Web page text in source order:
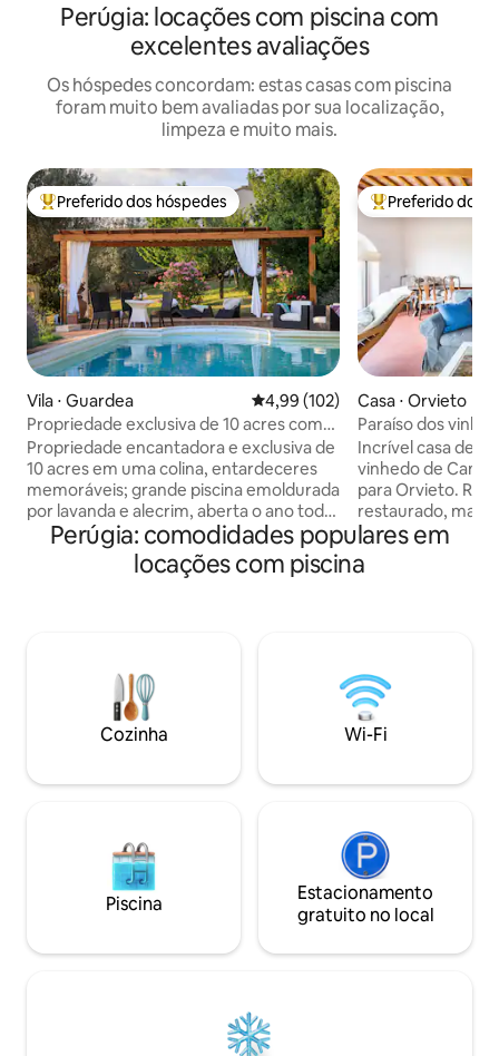
Perúgia: locações com piscina com
excelentes avaliações
Os hóspedes concordam: estas casas com piscina
foram muito bem avaliadas por sua localização,
limpeza e muito mais.
Entre os melhores preferidos dos hóspedes
Preferido dos hóspedes
Vila ⋅ Guardea 4,99 de uma avaliação média de
4,99 (102)
Propriedade exclusiva de 10 acres com
piscina e olival!
Propriedade encantadora e exclusiva de
10 acres em uma colina, entardeceres
memoráveis; grande piscina emoldurada
por lavanda e alecrim, aberta o ano todo.
Novo ar condicionado, internet Starlink.
Muito privado e tranquilo 2 andares, 4
quartos, 4 banheiros, banheira de
olival, lareira; 20 min. para
Orvieto,Todi,Amelia; 10 minutos de carro
da estação de trem para Roma/Florença,
5 minutos de carro de lojas na cidade.
Entre os
Preferido dos
Casa ⋅ Orvieto
Paraíso dos
Incrível casa de
vinhedo de
para Orvieto.
restaurado, mais
em dois andares.
espaço único
estar (com
um segundo com
um sofá-cama.
estacionamento.
(compartilhada
Perúgia: comodidades populares em
locações com piscina
Cozinha Wi-Fi
Piscina
Estacionamento
gratuito no local